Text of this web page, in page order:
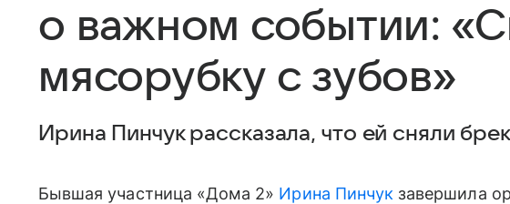
о важном событии:
мясорубку с зубов»
Ирина Пинчук рассказала, что ей сняли
Бывшая участница «Дома 2» Ирина Пинчук завершила